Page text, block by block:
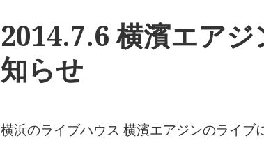
2014.7.6 横濱エア
知らせ
横浜のライブハウス 横濱エアジンのライブ